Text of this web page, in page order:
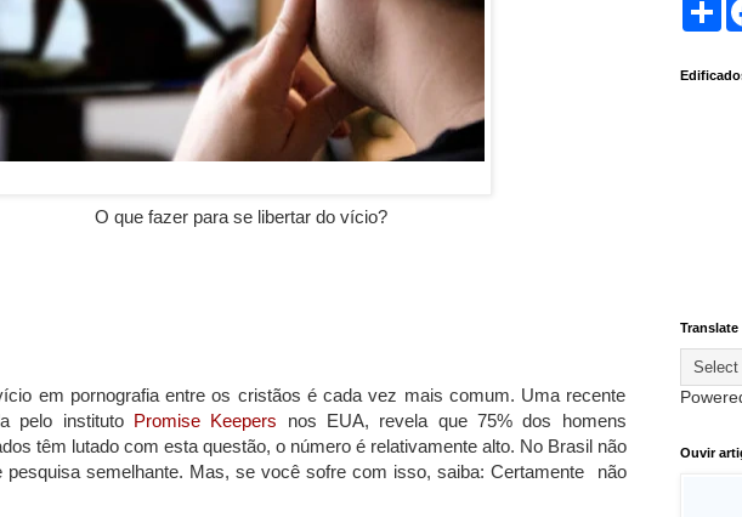
O que fazer para se libertar do vício?
em pornografia entre os cristãos é cada vez mais comum. Uma recente
pelo instituto Promise Keepers nos EUA, revela que 75% dos homens
têm lutado com esta questão, o número é relativamente alto. No Brasil não
semelhante. Mas, se você sofre com isso, saiba: Certamente não
e
Translate
Ouvir